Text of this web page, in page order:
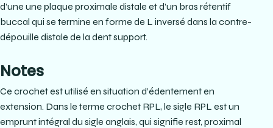
d’une une plaque proximale distale et d’un bras rétentif
buccal qui se termine en forme de L inversé dans la contre-
dépouille distale de la dent support.
Notes
Ce crochet est utilisé en situation d’édentement en
extension. Dans le terme crochet RPL, le sigle RPL est un
emprunt intégral du sigle anglais, qui signifie rest, proximal